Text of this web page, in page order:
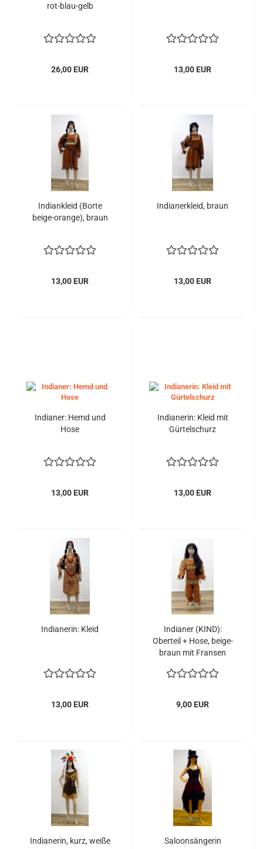
rot-blau-gelb
26,00 EUR 13,00 EUR
Indiankleid (Borte
beige-orange), braun
13,00 EUR
Indianerkleid, braun
13,00 EUR
Indianer: Hemd und
Hose
13,00 EUR
Indianerin: Kleid mit
Gürtelschurz
13,00 EUR
Indianerin: Kleid
13,00 EUR
Indianer (KIND):
Oberteil + Hose, beige-
braun mit Fransen
9,00 EUR
Indianerin, kurz, weiße
Saloonsängerin